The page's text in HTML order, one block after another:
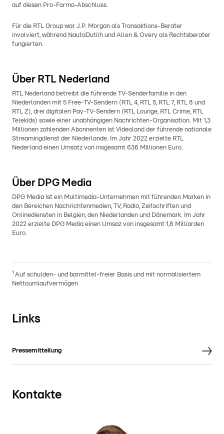
auf diesen Pro-Forma-Abschluss.
Für die RTL Group war J.P. Morgan als Transaktions-Berater
involviert, während NautaDutilh und Allen & Overy als Rechtsberater
fungierten.
Über RTL Nederland
RTL Nederland betreibt die führende TV-Senderfamilie in den
Niederlanden mit 5 Free-TV-Sendern (RTL 4, RTL 5, RTL 7, RTL 8 und
RTL Z), drei digitalen Pay-TV-Sendern (RTL Lounge, RTL Crime, RTL
Telekids) sowie einer unabhängigen Nachrichten-Organisation. Mit 1,3
Millionen zahlenden Abonnenten ist Videoland der führende nationale
Streamingdienst der Niederlande. Im Jahr 2022 erzielte RTL
Nederland einen Umsatz von insgesamt 636 Millionen Euro.
Über DPG Media
DPG Media ist ein Multimedia-Unternehmen mit führenden Marken in
den Bereichen Nachrichtenmedien, TV, Radio, Zeitschriften und
Onlinediensten in Belgien, den Niederlanden und Dänemark. Im Jahr
2022 erzielte DPG Media einen Umsaz von insgesamt 1,8 Milliarden
Euro.
1 Auf schulden- und barmittel-freier Basis und mit normalisiertem
Nettoumlaufvermögen
Links
Pressemitteilung
Kontakte